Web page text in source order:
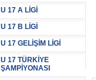
U 17 A LİGİ
U 17 B LİGİ
U 17 GELİŞİM LİGİ
U 17 TÜRKİYE
ŞAMPİYONASI